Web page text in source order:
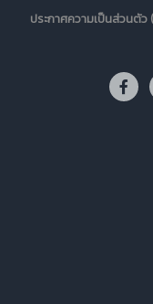
ประกาศความเป็นส่วนตั